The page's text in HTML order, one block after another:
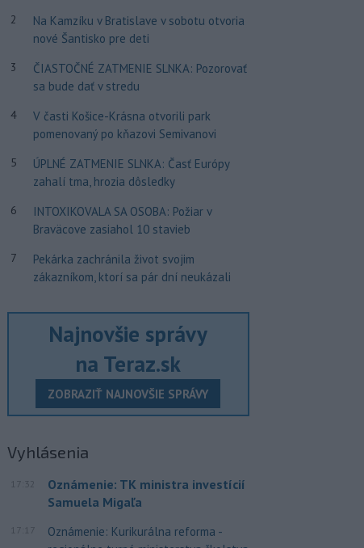
2
Na Kamzíku v Bratislave v sobotu otvoria
nové Šantisko pre deti
3
ČIASTOČNÉ ZATMENIE SLNKA: Pozorovať
sa bude dať v stredu
4
V časti Košice-Krásna otvorili park
pomenovaný po kňazovi Semivanovi
5
ÚPLNÉ ZATMENIE SLNKA: Časť Európy
zahalí tma, hrozia dôsledky
6
INTOXIKOVALA SA OSOBA: Požiar v
Braväcove zasiahol 10 stavieb
7
Pekárka zachránila život svojim
zákazníkom, ktorí sa pár dní neukázali
Najnovšie správy
na Teraz.sk
ZOBRAZIŤ NAJNOVŠIE SPRÁVY
Vyhlásenia
17:32
Oznámenie: TK ministra investícií
Samuela Migaľa
17:17
Oznámenie: Kurikurálna reforma -